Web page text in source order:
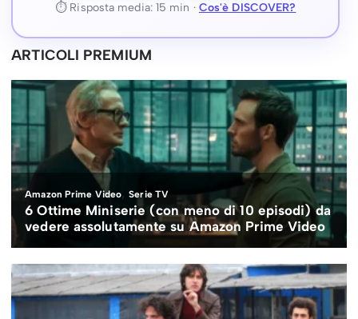
⏱ Risposta media: 15 min · Cos'è DISCOVER?
ARTICOLI PREMIUM